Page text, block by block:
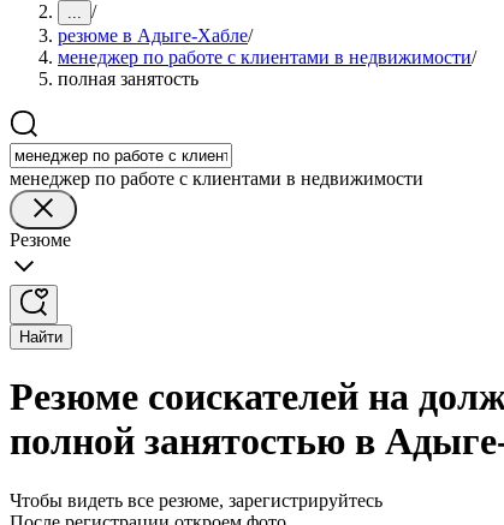
... /
резюме в Адыге-Хабле/
менеджер по работе с клиентами в недвижимости/
полная занятость
менеджер по работе с клиентами в недвижимости
Резюме
Найти
Резюме соискателей на
полной занятостью в
Чтобы видеть все резюме, зарегистрируйтесь